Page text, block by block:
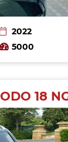
2022
5000